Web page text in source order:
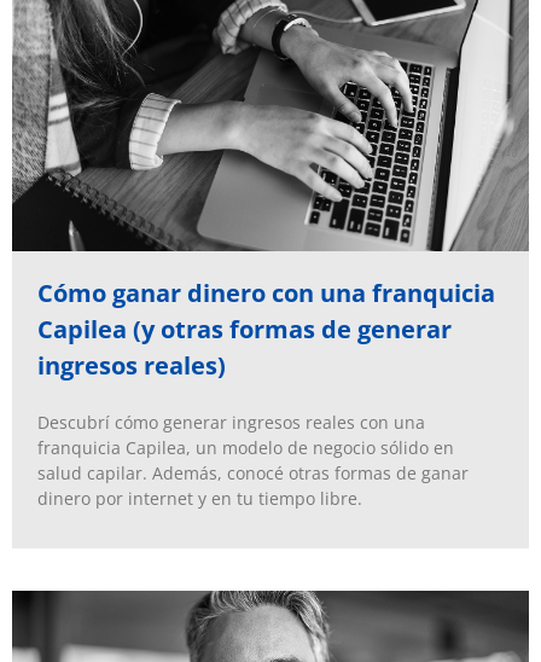
Cómo ganar dinero con una franquicia
Capilea (y otras formas de generar
ingresos reales)
Descubrí cómo generar ingresos reales con una
franquicia Capilea, un modelo de negocio sólido en
salud capilar. Además, conocé otras formas de ganar
dinero por internet y en tu tiempo libre.